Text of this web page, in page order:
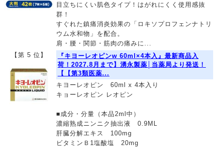
目立ちにくい肌色タイプ！はがれにくく使用感抜
群！
すぐれた鎮痛消炎効果の「ロキソプロフェンナトリ
ウム水和物」を配合。
肩・腰・関節・筋肉の痛みに...
【第 5 位】
『キヨーレオピンw 60ml×4本入』最新商品入
荷！2027.8月まで】湧永製薬│当薬局より発送！
【【第3類医薬...
キヨーレオピン 60ml x 4本入り
キョーレオピン レオピン
■成分・分量（本品2ml中）
濃縮熟成ニンニク抽出液 0.9ML
肝臓分解エキス 100mg
ビタミンＢ1塩酸塩 20mg